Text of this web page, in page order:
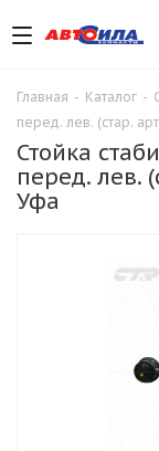
Главная - Каталог -
перед. лев. (стар.
Стойка
перед. лев.
Уфа